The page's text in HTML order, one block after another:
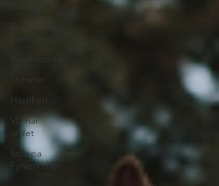
Nyheter
Hästikett
VD har
ordet
Stoppa
Fyrverkerier